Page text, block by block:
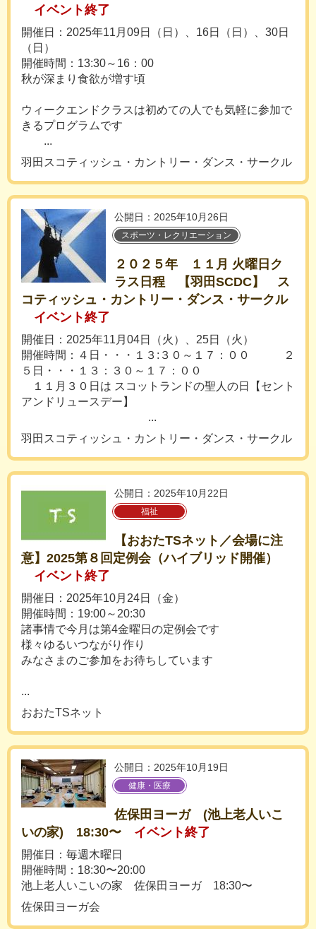
イベント終了
開催日：2025年11月09日（日）、16日（日）、30日
（日）
開催時間：13:30～16：00
秋が深まり食欲が増す頃
ウィークエンドクラスは初めての人でも気軽に参加で
きるプログラムです
...
羽田スコティッシュ・カントリー・ダンス・サークル
公開日：2025年10月26日
スポーツ・レクリエーション
２０２５年 １１月 火曜日ク
ラス日程 【羽田SCDC】 ス
コティッシュ・カントリー・ダンス・サークル
イベント終了
開催日：2025年11月04日（火）、25日（火）
開催時間：４日・・・１３:３０～１７：００ ２
５日・・・１３：３０～１７：００
１１月３０日は スコットランドの聖人の日【セント
アンドリュースデー】
...
羽田スコティッシュ・カントリー・ダンス・サークル
公開日：2025年10月22日
福祉
【おおたTSネット／会場に注
意】2025第８回定例会（ハイブリッド開催）
イベント終了
開催日：2025年10月24日（金）
開催時間：19:00～20:30
諸事情で今月は第4金曜日の定例会です
様々ゆるいつながり作り
みなさまのご参加をお待ちしています
...
おおたTSネット
公開日：2025年10月19日
健康・医療
佐保田ヨーガ (池上老人いこ
いの家) 18:30〜
イベント終了
開催日：毎週木曜日
開催時間：18:30〜20:00
池上老人いこいの家 佐保田ヨーガ 18:30〜
佐保田ヨーガ会